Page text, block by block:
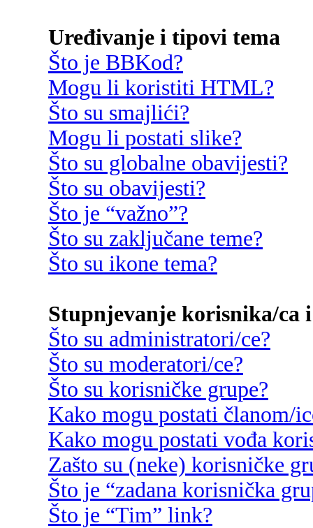
Uređivanje i tipovi tema
Što je BBKod?
Mogu li koristiti HTML?
Što su smajlići?
Mogu li postati slike?
Što su globalne obavijesti?
Što su obavijesti?
Što je “važno”?
Što su zaključane teme?
Što su ikone tema?
Stupnjevanje korisnika/ca
Što su administratori/ce?
Što su moderatori/ce?
Što su korisničke grupe?
Kako mogu postati članom/
Kako mogu postati vođa
Zašto su (neke) korisničke
Što je “zadana korisnička
Što je “Tim” link?